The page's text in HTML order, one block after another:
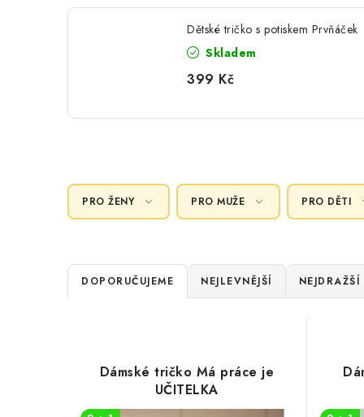
Dětské tričko s potiskem Prvňáček
Skladem
399 Kč
PRO ŽENY PRO MUŽE PRO DĚTI
Ř
a
DOPORUČUJEME NEJLEVNĚJŠÍ NEJDRAŽŠÍ
Dámské tričko Má práce je
UČITELKA